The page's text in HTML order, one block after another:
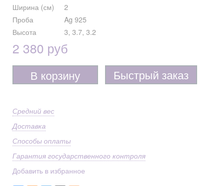
Ширина (см)
2
Проба
Ag 925
Высота
3, 3.7, 3.2
2 380 руб
В корзину Быстрый заказ
Средний вес
Доставка
Способы оплаты
Гарантия государственного контроля
Добавить в избранное